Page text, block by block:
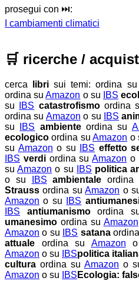
prosegui con ⏭️:
I cambiamenti climatici
🛒 ricerche /
cerca libri sui temi:ordina su
ordina suAmazon o su IBS
su
IBS catastrofismo ordina
ordina su Amazon o su IBS
su
IBS ambiente ordina su
ecologico ordina suAmazon o
su Amazon o su IBS effetto
IBS verdi ordina suAmazon o
suAmazon o su IBS politica
o su
IBS ambientale ordina
Strauss ordina suAmazon o
Amazon o su IBS
IBS antiumanismo ordina
umanesimo ordina su Amazon
Amazon o su IBS satana
attuale
ordina su Amazon
Amazon o su IBSpolitica
cultura ordina su Amazon o
Amazon o su IBS Ecologia: